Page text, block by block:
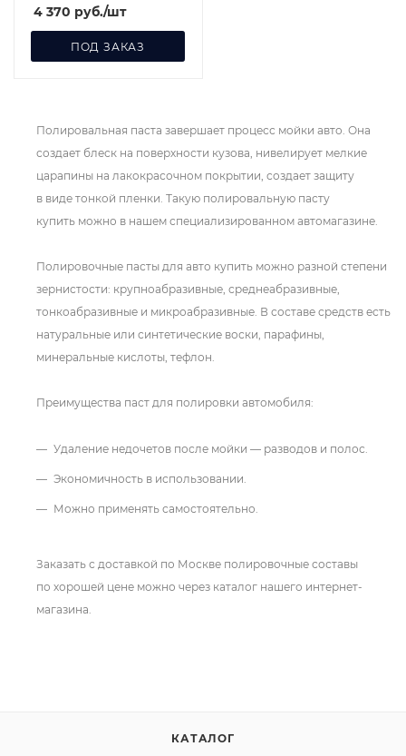
4 370 руб./шт
ПОД ЗАКАЗ
Полировальная паста завершает процесс мойки авто. Она
создает блеск на поверхности кузова, нивелирует мелкие
царапины на лакокрасочном покрытии, создает защиту
в виде тонкой пленки. Такую полировальную пасту
купить можно в нашем специализированном автомагазине.
Полировочные пасты для авто купить можно разной степени
зернистости: крупноабразивные, среднеабразивные,
тонкоабразивные и микроабразивные. В составе средств есть
натуральные или синтетические воски, парафины,
минеральные кислоты, тефлон.
Преимущества паст для полировки автомобиля:
Удаление недочетов после мойки — разводов и полос.
Экономичность в использовании.
Можно применять самостоятельно.
Заказать с доставкой по Москве полировочные составы
по хорошей цене можно через каталог нашего интернет-
магазина.
КАТАЛОГ